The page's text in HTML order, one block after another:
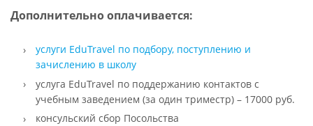
Дополнительно оплачивается:
услуги EduTravel по подбору, поступлению и
зачислению в школу
услуга EduTravel по поддержанию контактов с
учебным заведением (за один триместр) – 17000 руб.
консульский сбор Посольства